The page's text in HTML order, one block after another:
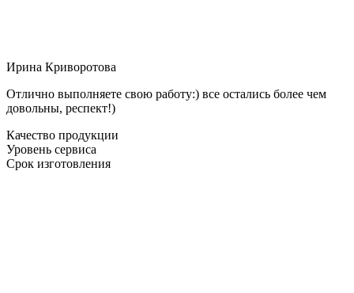
Ирина Криворотова
Отлично выполняете свою работу:) все остались более чем
довольны, респект!)
Качество продукции
Уровень сервиса
Срок изготовления